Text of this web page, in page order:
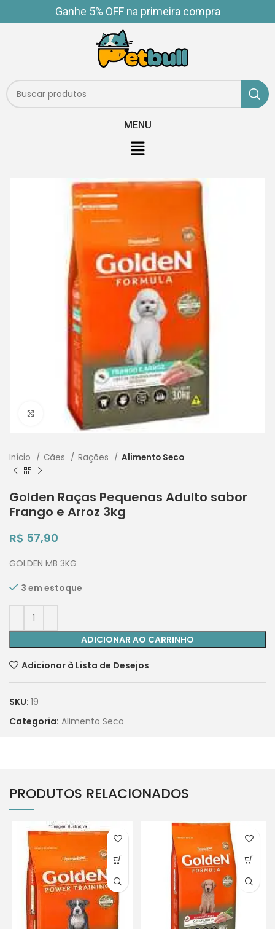
Ganhe 5% OFF na primeira compra
MENU
Clique para ampliar
Início Cães Rações Alimento Seco
Golden Raças Pequenas Adulto sabor
Frango e Arroz 3kg
R$ 57,90
GOLDEN MB 3KG
3 em estoque
ADICIONAR AO CARRINHO
Adicionar à Lista de Desejos
SKU: 19
Categoria: Alimento Seco
PRODUTOS RELACIONADOS